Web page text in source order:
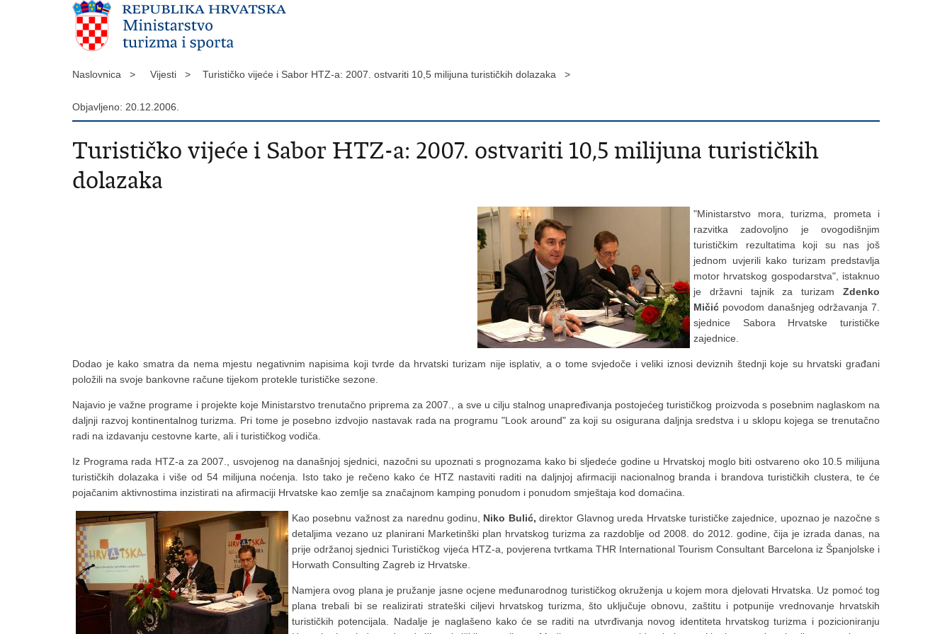
Naslovnica > Vijesti > Turističko vijeće i Sabor HTZ-a: 2007. ostvariti 10,5 milijuna turističkih dolazaka >
Objavljeno: 20.12.2006.
Turističko vijeće i Sabor HTZ-a: 2007. ostvariti 10,5 milijuna turističkih
dolazaka
"Ministarstvo mora, turizma, prometa i
razvitka zadovoljno je ovogodišnjim
turističkim rezultatima koji su nas još
jednom uvjerili kako turizam predstavlja
motor hrvatskog gospodarstva", istaknuo
je državni tajnik za turizam Zdenko
Mičić povodom današnjeg održavanja 7.
sjednice Sabora Hrvatske turističke
zajednice.
Dodao je kako smatra da nema mjestu negativnim napisima koji tvrde da hrvatski turizam nije isplativ, a o tome svjedoče i veliki iznosi deviznih štednji koje su hrvatski građani
položili na svoje bankovne račune tijekom protekle turističke sezone.
Najavio je važne programe i projekte koje Ministarstvo trenutačno priprema za 2007., a sve u cilju stalnog unapređivanja postojećeg turističkog proizvoda s posebnim naglaskom na
daljnji razvoj kontinentalnog turizma. Pri tome je posebno izdvojio nastavak rada na programu "Look around" za koji su osigurana daljnja sredstva i u sklopu kojega se trenutačno
radi na izdavanju cestovne karte, ali i turističkog vodiča.
Iz Programa rada HTZ-a za 2007., usvojenog na današnjoj sjednici, nazočni su upoznati s prognozama kako bi sljedeće godine u Hrvatskoj moglo biti ostvareno oko 10.5 milijuna
turističkih dolazaka i više od 54 milijuna noćenja. Isto tako je rečeno kako će HTZ nastaviti raditi na daljnjoj afirmaciji nacionalnog branda i brandova turističkih clustera, te će
pojačanim aktivnostima inzistirati na afirmaciji Hrvatske kao zemlje sa značajnom kamping ponudom i ponudom smještaja kod domaćina.
Kao posebnu važnost za narednu godinu, Niko Bulić,direktor Glavnog ureda Hrvatske turističke zajednice, upoznao je nazočne s
detaljima vezano uz planirani Marketinški plan hrvatskog turizma za razdoblje od 2008. do 2012. godine, čija je izrada danas, na
prije održanoj sjednici Turističkog vijeća HTZ-a, povjerena tvrtkama THR International Tourism Consultant Barcelona iz Španjolske i
Horwath Consulting Zagreb iz Hrvatske.
Namjera ovog plana je pružanje jasne ocjene međunarodnog turističkog okruženja u kojem mora djelovati Hrvatska. Uz pomoć tog
plana trebali bi se realizirati strateški ciljevi hrvatskog turizma, što uključuje obnovu, zaštitu i potpunije vrednovanje hrvatskih
turističkih potencijala. Nadalje je naglašeno kako će se raditi na utvrđivanja novog identiteta hrvatskog turizma i pozicioniranju